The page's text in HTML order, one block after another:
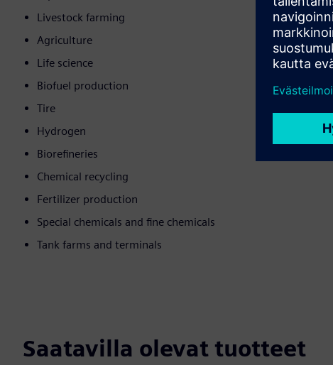
Livestock farming
Agriculture
Life science
Biofuel production
Tire
Hydrogen
Biorefineries
Chemical recycling
Fertilizer production
Special chemicals and fine chemicals
Tank farms and terminals
Saatavilla olevat tuotteet